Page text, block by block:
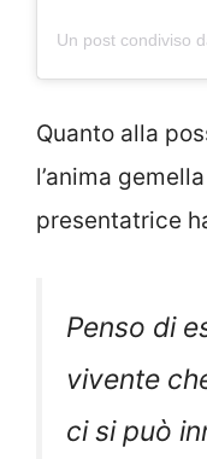
Quanto alla
l’anima
presentatrice
Penso di
vivente
ci si può